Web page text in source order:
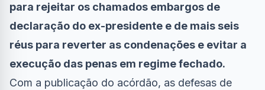
para rejeitar os chamados embargos de
declaração do ex-presidente e de mais seis
réus para reverter as condenações e evitar a
execução das penas em regime fechado.
Com a publicação do acórdão, as defesas de